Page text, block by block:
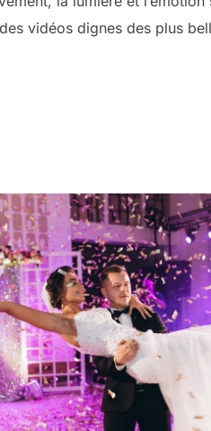
vidéos dignes des plus